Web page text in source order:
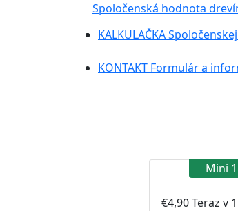
Spoločenská hodnota
KALKULAČKA
KONTAKT Formulár a
Mini 1
€4,90Teraz v